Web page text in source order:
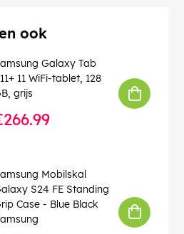
ook
Galaxy Tab
11 WiFi-tablet, 128
grijs
Mobilskal
S24 FE Standing
Case - Blue Black